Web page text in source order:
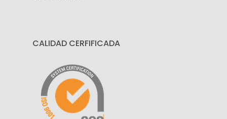
CALIDAD CERFIFICADA